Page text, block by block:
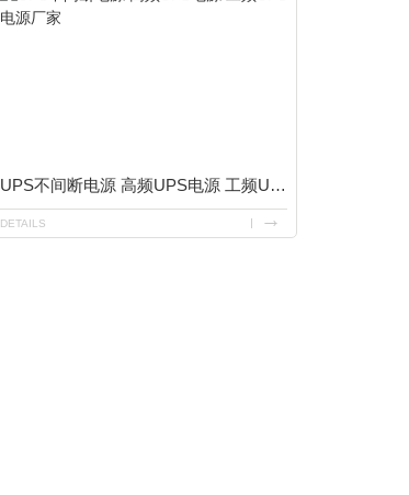
UPS不间断电源 高频UPS电源 工频UPS电源厂家
DETAILS